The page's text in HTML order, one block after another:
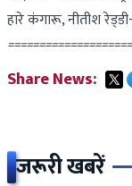
हारे कंगारू, नीतीश
Share News:
जरूरी खबरें